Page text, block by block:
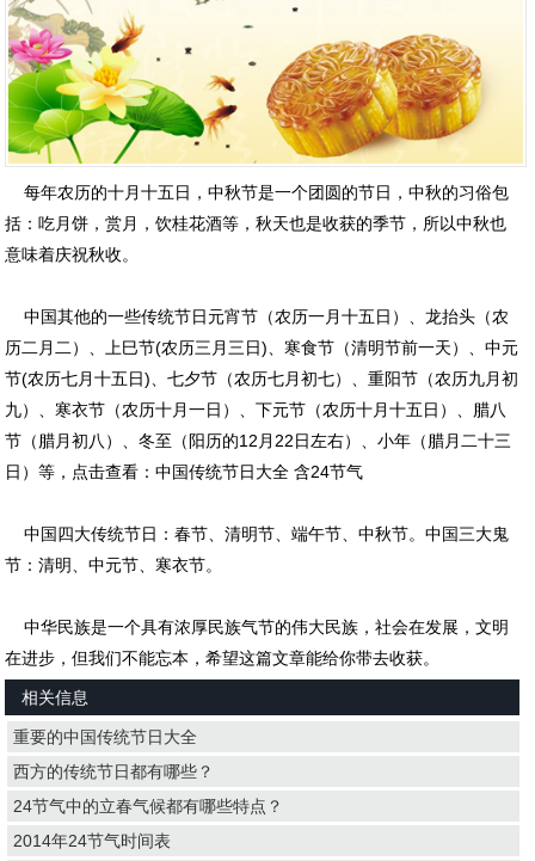
每年农历的十月十五日，中秋节是一个团圆的节日，中秋的习俗包
括：吃月饼，赏月，饮桂花酒等，秋天也是收获的季节，所以中秋也
意味着庆祝秋收。
中国其他的一些传统节日元宵节（农历一月十五日）、龙抬头（农
历二月二）、上巳节(农历三月三日)、寒食节（清明节前一天）、中元
节(农历七月十五日)、七夕节（农历七月初七）、重阳节（农历九月初
九）、寒衣节（农历十月一日）、下元节（农历十月十五日）、腊八
节（腊月初八）、冬至（阳历的12月22日左右）、小年（腊月二十三
日）等，点击查看：中国传统节日大全 含24节气
中国四大传统节日：春节、清明节、端午节、中秋节。中国三大鬼
节：清明、中元节、寒衣节。
中华民族是一个具有浓厚民族气节的伟大民族，社会在发展，文明
在进步，但我们不能忘本，希望这篇文章能给你带去收获。
相关信息
重要的中国传统节日大全
西方的传统节日都有哪些？
24节气中的立春气候都有哪些特点？
2014年24节气时间表